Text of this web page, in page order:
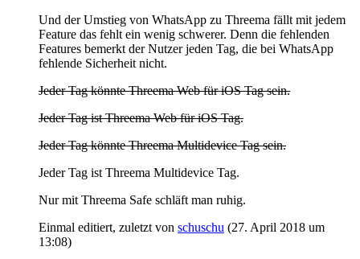
Und der Umstieg von WhatsApp zu Threema fällt mit jedem
Feature das fehlt ein wenig schwerer. Denn die fehlenden
Features bemerkt der Nutzer jeden Tag, die bei WhatsApp
fehlende Sicherheit nicht.
Jeder Tag könnte Threema Web für iOS Tag sein.
Jeder Tag ist Threema Web für iOS Tag.
Jeder Tag könnte Threema Multidevice Tag sein.
Jeder Tag ist Threema Multidevice Tag.
Nur mit Threema Safe schläft man ruhig.
Einmal editiert, zuletzt von schuschu (27. April 2018 um
13:08)